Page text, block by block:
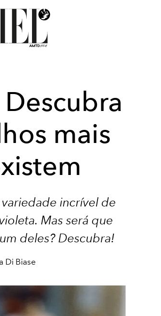
mais
incrível de
Mas será que
deles? Descubra!
Di Biase